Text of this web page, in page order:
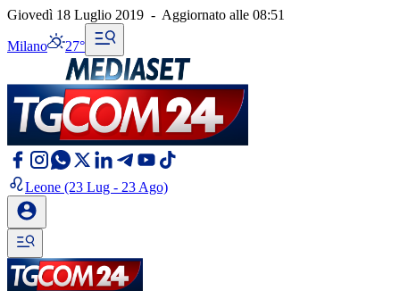
Giovedì 18 Luglio 2019 - Aggiornato alle 08:51
Milano 27°
Leone (23 Lug - 23 Ago)